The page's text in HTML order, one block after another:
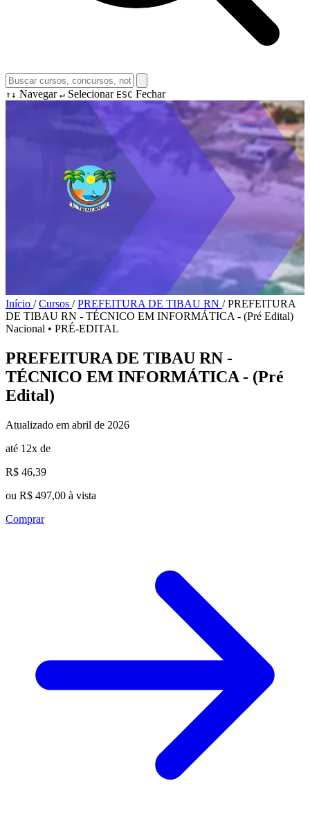
↑↓ Navegar ↵ Selecionar ESC Fechar
Início / Cursos / PREFEITURA DE TIBAU RN / PREFEITURA
DE TIBAU RN - TÉCNICO EM INFORMÁTICA - (Pré Edital)
Nacional • PRÉ-EDITAL
PREFEITURA DE TIBAU RN -
TÉCNICO EM INFORMÁTICA - (Pré
Edital)
Atualizado em abril de 2026
até 12x de
R$ 46,39
ou R$ 497,00 à vista
Comprar